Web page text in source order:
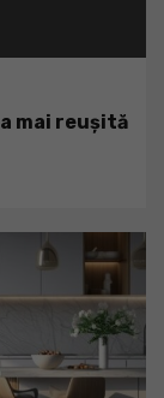
mai reușită